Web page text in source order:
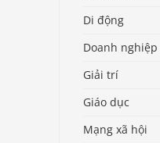
Di động
Doanh nghiệp
Giải trí
Giáo dục
Mạng xã hội